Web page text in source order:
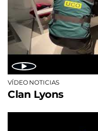
VÍDEO NOTICIAS
Clan Lyons